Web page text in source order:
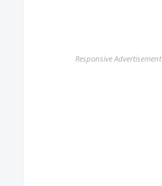
Responsive Advertisement